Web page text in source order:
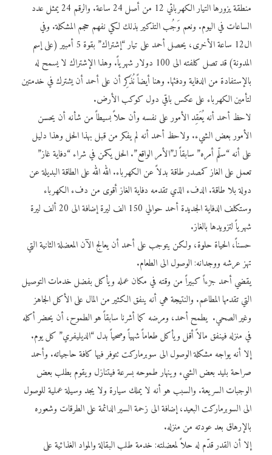
منطقة يزورها التيار الكهربائي 12 من أصل 24 ساعة. والرقم 24 يمثل عدد
الساعات في اليوم. ونعم وَجُب التذكير بذلك لكي نفهم حجم المشكلة. وفي
ال12 ساعة الأخرى، يحصل أحمد على تيار “إشتراك” بقوة 5 أمبير (على إسم
المدونة) قد تصل كلفته الى 100 دولار شهرياً. وهذا الإشتراك لا يسمح له
بالإستفادة من الدفاية ودفئها. وهنا أيضاً نُذَكِر أن على أحمد أن يشترك في خدمتين
لتأمين الكهرباء على عكس باقي دول كوكب الأرض.
لاحظ أحمد أنه يُعَقِد الأمور على نفسه وأن حلاً بسيطاً من شأنه أن يحسن
الأمور بعض الشيء. ولاحظ أحمد أنه لم يفكر من قبل بهذا الحل وهذا دليل
على أنه “سلّم أمره” سابقاً لـ”الأمر الواقع”. الحل يكمن في شراء “دفاية غاز”
تعمل على الغاز كمصدر طاقة بدلاً عن الكهرباء. الله الله على الطاقة البديلة عن
دولة بلا طاقة. الدفء الذي تقدمه دفاية الغاز أقوى من دفء الكهرباء
وستكلف الدفاية الجديدة أحمد حوالي 150 الف ليرة إضافة الى 20 ألف ليرة
شهرياً لتزويدها بالغاز.
حسناً، الحياة حلوة، ولكن يتوجب على أحمد أن يعالج الآن المعضلة الثانية التي
تهز عرشه ووجدانه: الوصول الى الطعام.
يقضي أحمد جزءاً كبيراً من وقته في مكان عمله ويأكل بفضل خدمات التوصيل
التي تقدمها المطاعم. والنتيجة هي أنه ينفق الكثير من المال على الأكل الجاهز
وغير الصحي. يطمح أحمد، ومرضه كما أشرنا سابقاً هو الطموح، أن يحضر أكله
في منزله فينفق مالاً أقل ويأكل طعاماً شهياً وصحياً بدل “الديليفري” كل يوم.
إلا أنه يواجه مشكلة الوصول الى سوبرماركت تتوفر فيها كافة حاجياته. وأحمد
صراحة بليد بعض الشيء وينهار طموحه بسرعة فيتنازل ويقوم بطلب بعض
الوجبات السريعة. والسبب هو أنه لا يملك سيارة ولا يجد وسيلة عملية للوصول
الى السوبرماركت البعيد، إضافة الى زحمة السير الدائمة على الطرقات وشعوره
بالإرهاق بعد عودته من منزله.
إلا أن القدر قدّم له حلاً لمعضلته: خدمة طلب البقالة والمواد الغذائية على